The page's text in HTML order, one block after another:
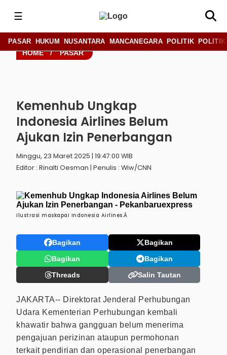
☰
PASAR HUKUM NUSANTARA MANCANEGARA POLITIK
HOME / PASAR
Kemenhub Ungkap
Indonesia Airlines Belum
Ajukan Izin Penerbangan
Minggu, 23 Maret 2025 | 19:47:00 WIB
Editor : Rinalti Oesman | Penulis : Wiw/CNN
Ilustrasi maskapai Indonesia Airlines.Â
Bagikan
Bagikan
Bagikan
Bagikan
Threads
Salin Tautan
JAKARTA-- Direktorat Jenderal Perhubungan
Udara Kementerian Perhubungan kembali
khawatir bahwa gangguan belum menerima
pengajuan perizinan ataupun permohonan
terkait pendirian dan operasional penerbangan